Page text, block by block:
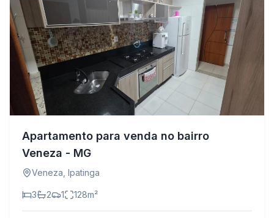
Apartamento para venda no bairro
Veneza - MG
Veneza Ipatinga
3 2 1 128m²